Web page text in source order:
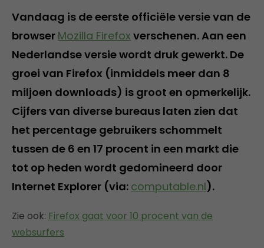
Vandaag is de eerste officiële versie van de
browser Mozilla Firefox verschenen. Aan een
Nederlandse versie wordt druk gewerkt. De
groei van Firefox (inmiddels meer dan 8
miljoen downloads) is groot en opmerkelijk.
Cijfers van diverse bureaus laten zien dat
het percentage gebruikers schommelt
tussen de 6 en 17 procent in een markt die
tot op heden wordt gedomineerd door
Internet Explorer (via: computable.nl).
Zie ook: Firefox gaat voor 10 procent van de
websurfers